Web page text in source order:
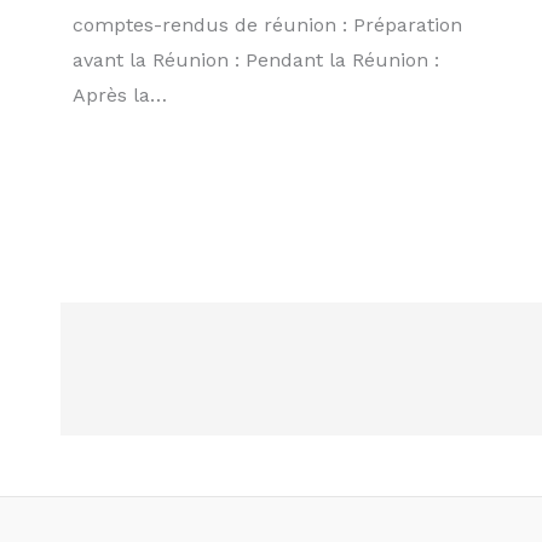
comptes-rendus de réunion : Préparation
avant la Réunion : Pendant la Réunion :
Après la…